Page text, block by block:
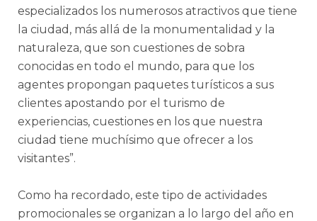
especializados los numerosos atractivos que tiene
la ciudad, más allá de la monumentalidad y la
naturaleza, que son cuestiones de sobra
conocidas en todo el mundo, para que los
agentes propongan paquetes turísticos a sus
clientes apostando por el turismo de
experiencias, cuestiones en los que nuestra
ciudad tiene muchísimo que ofrecer a los
visitantes”.
Como ha recordado, este tipo de actividades
promocionales se organizan a lo largo del año en